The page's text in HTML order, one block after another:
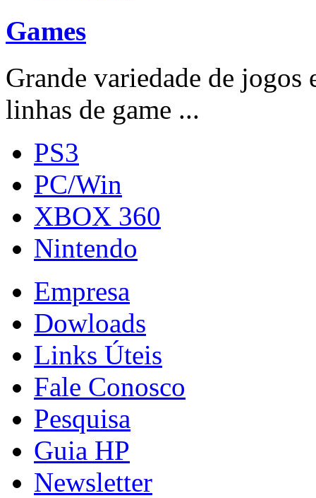
Games
Grande variedade de jogos
linhas de game ...
PS3
PC/Win
XBOX 360
Nintendo
Empresa
Dowloads
Links Úteis
Fale Conosco
Pesquisa
Guia HP
Newsletter